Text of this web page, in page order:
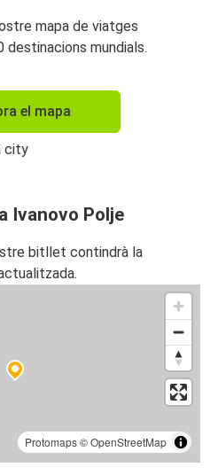
mapa de viatges
destinacions mundials.
el mapa
Ivanovo Polje
bitllet contindrà la
Protomaps©OpenStreetMap